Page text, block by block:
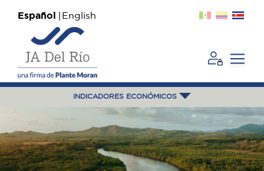
Español English
INDICADORES ECONÓMICOS